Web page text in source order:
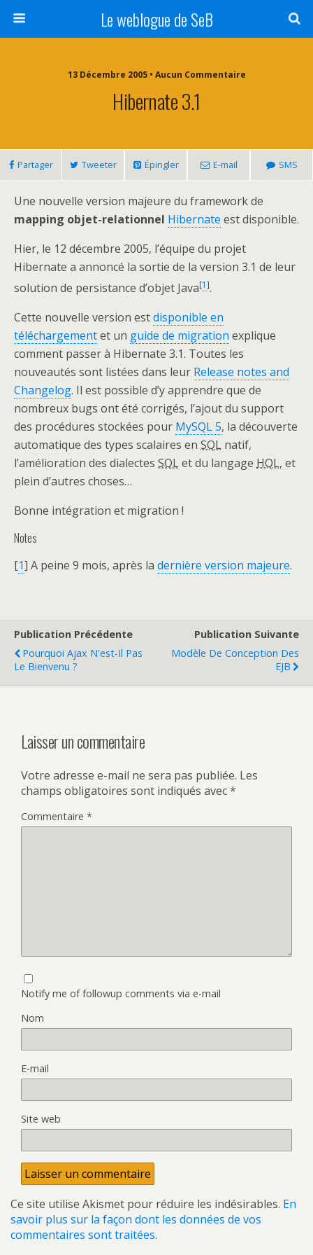
Le weblogue de SeB
13 Décembre 2005 • Aucun Commentaire
Hibernate 3.1
Partager Tweeter Épingler E-mail SMS
Une nouvelle version majeure du framework de
mapping objet-relationnel Hibernate est disponible.
Hier, le 12 décembre 2005, l’équipe du projet
Hibernate a annoncé la sortie de la version 3.1 de leur
solution de persistance d’objet Java[1].
Cette nouvelle version estdisponible en
téléchargementet un guide de migration explique
comment passer à Hibernate 3.1. Toutes les
nouveautés sont listées dans leur Release notes and
Changelog. Il est possible d’y apprendre que de
nombreux bugs ont été corrigés, l’ajout du support
des procédures stockées pour MySQL 5, la découverte
automatique des types scalaires en SQL natif,
l’amélioration des dialectes SQLet du langage HQL, et
plein d’autres choses…
Bonne intégration et migration !
Notes
[1] A peine 9 mois, après la dernière version majeure.
Publication Précédente
Pourquoi Ajax N'est-Il Pas
Le Bienvenu ?
Publication Suivante
Modèle De Conception Des
EJB
Laisser un commentaire
Votre adresse e-mail ne sera pas publiée. Les
champs obligatoires sont indiqués avec*
Commentaire *
Notify me of followup comments via e-mail
Nom
E-mail
Site web
Ce site utilise Akismet pour réduire les indésirables. En
savoir plus sur la façon dont les données de vos
commentaires sont traitées.